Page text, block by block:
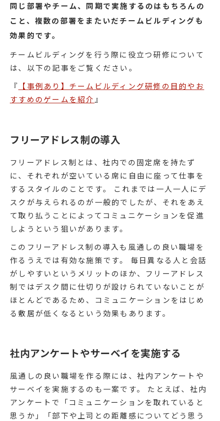
同じ部署やチーム、同期で実施するのはもちろんの
こと、複数の部署をまたいだチームビルディングも
効果的です。
チームビルディングを行う際に役立つ研修について
は、以下の記事をご覧ください。
『 【事例あり】チームビルディング研修の目的やお
すすめのゲームを紹介』
フリーアドレス制の導入
フリーアドレス制とは、社内での固定席を持たず
に、それぞれが空いている席に自由に座って仕事を
するスタイルのことです。 これまでは一人一人にデ
スクが与えられるのが一般的でしたが、それをあえ
て取り払うことによってコミュニケーションを促進
しようという狙いがあります。
このフリーアドレス制の導入も風通しの良い職場を
作るうえでは有効な施策です。 毎日異なる人と会話
がしやすいというメリットのほか、フリーアドレス
制ではデスク間に仕切りが設けられていないことが
ほとんどであるため、コミュニケーションをはじめ
る敷居が低くなるという効果もあります。
社内アンケートやサーベイを実施する
風通しの良い職場を作る際には、社内アンケートや
サーベイを実施するのも一案です。 たとえば、社内
アンケートで「コミュニケーションを取れていると
思うか」「部下や上司との距離感についてどう思う